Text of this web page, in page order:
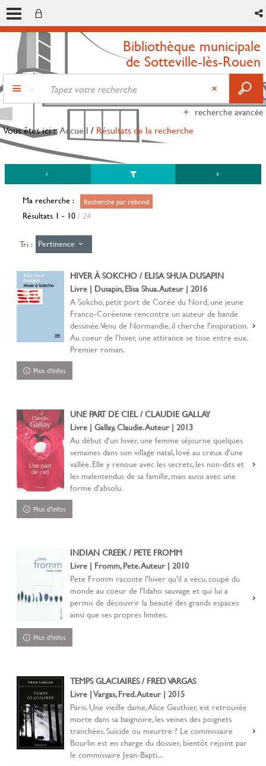
Bibliothèque municipale
de Sotteville-lès-Rouen
recherche avancée
Vous êtes ici : Accueil / Résultats de la recherche
Ma recherche : Recherche par rebond
Résultats 1 - 10/ 24
Tri : Pertinence
HIVER À SOKCHO / ELISA SHUA DUSAPIN
Livre | Dusapin, Elisa Shua. Auteur | 2016
A Sokcho, petit port de Corée du Nord, une jeune
Franco-Coréenne rencontre un auteur de bande
dessinée. Venu de Normandie, il cherche l'inspiration.
Au coeur de l'hiver, une attirance se tisse entre eux.
Premier roman.
Plus d'infos
UNE PART DE CIEL / CLAUDIE GALLAY
Livre | Gallay, Claudie. Auteur | 2013
Au début d'un hiver, une femme séjourne quelques
semaines dans son village natal, lové au creux d'une
vallée. Elle y renoue avec les secrets, les non-dits et
les malentendus de sa famille, mais aussi avec une
forme d'absolu.
Plus d'infos
INDIAN CREEK / PETE FROMM
Livre | Fromm, Pete. Auteur | 2010
Pete Fromm raconte l'hiver qu'il a vécu, coupé du
monde au coeur de l'Idaho sauvage et qui lui a
permis de découvrir la beauté des grands espaces
ainsi que ses propres limites.
Plus d'infos
TEMPS GLACIAIRES / FRED VARGAS
Livre | Vargas, Fred. Auteur | 2015
Paris. Une vieille dame, Alice Gauthier, est retrouvée
morte dans sa baignoire, les veines des poignets
tranchées. Suicide ou meurtre ? Le commissaire
Bourlin est en charge du dossier, bientôt rejoint par
le commissaire Jean-Bapti...